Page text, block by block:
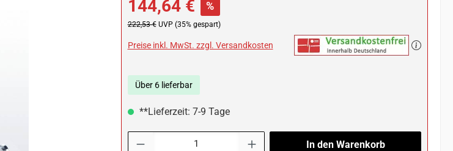
144,64 € %
Regulärer Preis:
222,53 € UVP (35% gespart)
Preise inkl. MwSt. zzgl. Versandkosten
Über 6 lieferbar
**Lieferzeit: 7-9 Tage
In den Warenkorb